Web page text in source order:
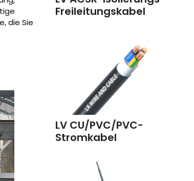
die Sie
Freileitungskabel
LV CU/PVC/PVC-
Stromkabel